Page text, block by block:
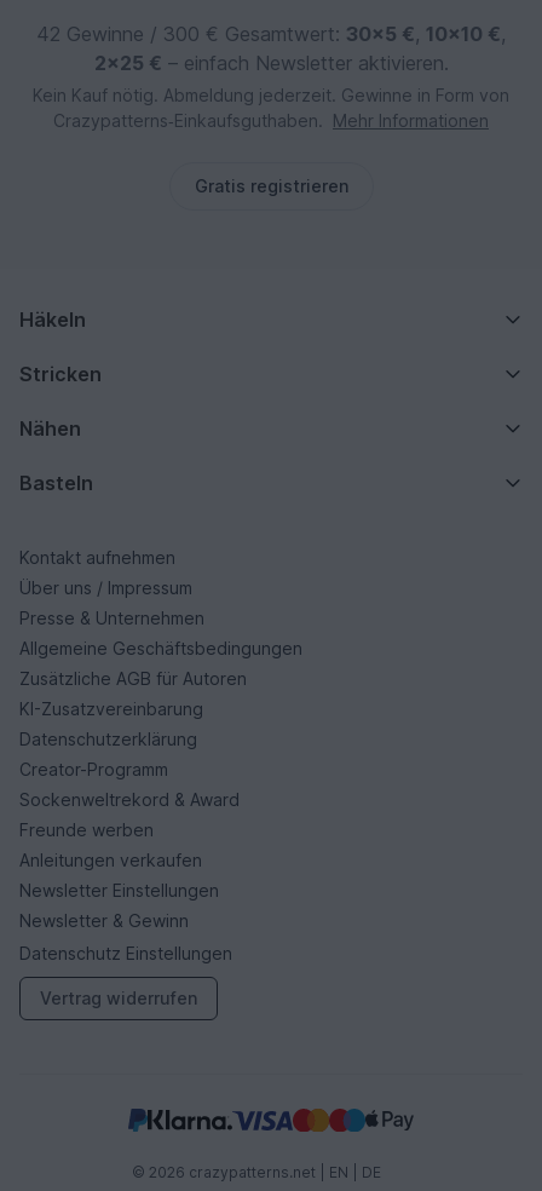
42 Gewinne / 300 € Gesamtwert: 30×5 €, 10×10 €,
2×25 € – einfach Newsletter aktivieren.
Kein Kauf nötig. Abmeldung jederzeit. Gewinne in Form von
Crazypatterns‑Einkaufsguthaben.
Mehr Informationen
Gratis registrieren
Häkeln
Stricken
Nähen
Basteln
Kontakt aufnehmen
Über uns / Impressum
Presse & Unternehmen
Allgemeine Geschäftsbedingungen
Zusätzliche AGB für Autoren
KI-Zusatzvereinbarung
Datenschutzerklärung
Creator-Programm
Sockenweltrekord & Award
Freunde werben
Anleitungen verkaufen
Newsletter Einstellungen
Newsletter & Gewinn
Datenschutz Einstellungen
Vertrag widerrufen
© 2026 crazypatterns.net | EN DE